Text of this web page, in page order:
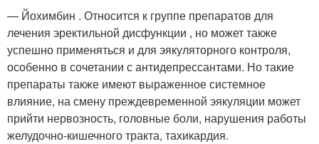
— Йохимбин . Относится к группе препаратов для
лечения эректильной дисфункции , но может также
успешно применяться и для эякуляторного контроля,
особенно в сочетании с антидепрессантами. Но такие
препараты также имеют выраженное системное
влияние, на смену преждевременной эякуляции может
прийти нервозность, головные боли, нарушения работы
желудочно-кишечного тракта, тахикардия.